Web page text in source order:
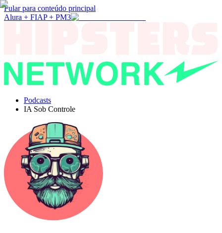
Pular para conteúdo principal
Alura + FIAP + PM3
Podcasts
IA Sob Controle